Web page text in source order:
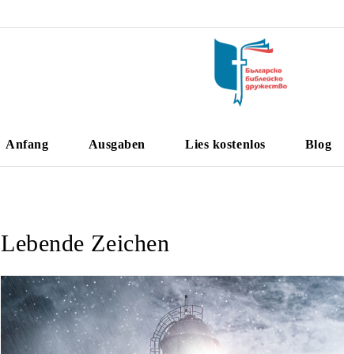
Anfang Ausgaben Lies kostenlos Blog
Lebende Zeichen